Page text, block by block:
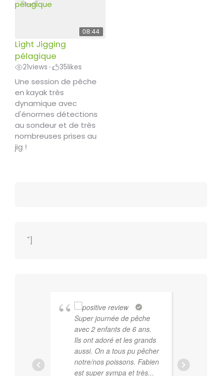
08:44
Light Jigging
pélagique
21views • 35likes
Une session de pêche
en kayak très
dynamique avec
d'énormes détections
au sondeur et de très
nombreuses prises au
jig !
"]
Super journée de pêche
avec 2 enfants de 6 ans.
Ils ont adoré et les grands
aussi. On a tous pu pêcher
notre/nos poissons. Fabien
est super sympa et très...